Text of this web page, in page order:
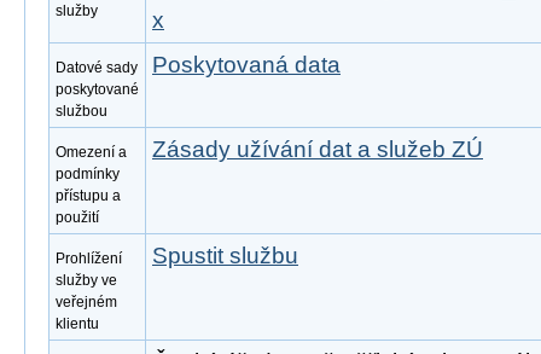
služby
x
Datové sady
poskytované
službou
Poskytovaná data
Omezení a
podmínky
přístupu a
použití
Zásady užívání dat a služeb ZÚ
Prohlížení
služby ve
veřejném
klientu
Spustit službu